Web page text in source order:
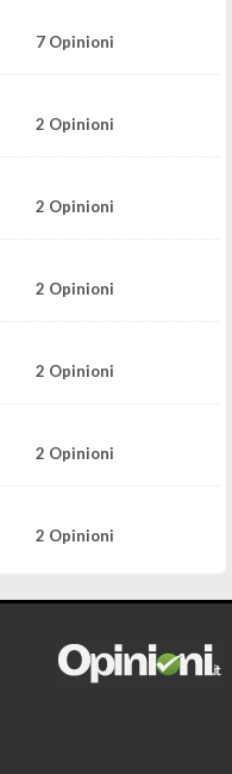
7 Opinioni
2 Opinioni
2 Opinioni
2 Opinioni
2 Opinioni
2 Opinioni
2 Opinioni